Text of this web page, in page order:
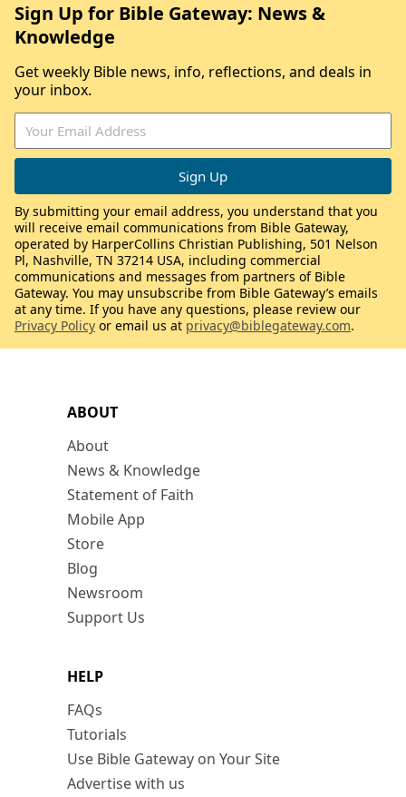
ABOUT
About
News & Knowledge
Statement of Faith
Mobile App
Store
Blog
Newsroom
Support Us
HELP
FAQs
Tutorials
Use Bible Gateway on Your Site
Advertise with us
Sign Up for Bible Gateway: News &
Knowledge
Get weekly Bible news, info, reflections, and deals in
your inbox.
By submitting your email address, you understand that you
will receive email communications from Bible Gateway,
operated by HarperCollins Christian Publishing, 501 Nelson
Pl, Nashville, TN 37214 USA, including commercial
communications and messages from partners of Bible
Gateway. You may unsubscribe from Bible Gateway’s emails
at any time. If you have any questions, please review our
Privacy Policy or email us at privacy@biblegateway.com.